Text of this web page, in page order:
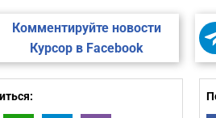
Комментируйте новости
Курсор в Facebook